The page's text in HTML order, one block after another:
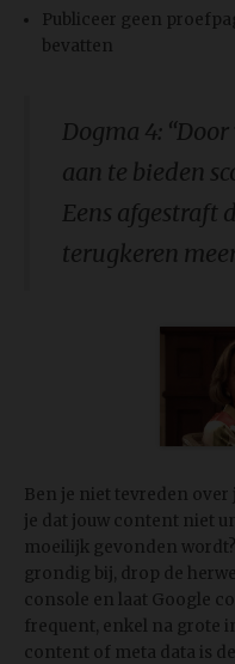
Publiceer geen
bevatten
Dogma 4:
aan te bieden
Eens afgestraft
terugkeren
Ben je niet tevreden over
je dat jouw content niet
moeilijk gevonden
grondig bij, drop de
console en laat Google
frequent, enkel na grote
content of meta data is